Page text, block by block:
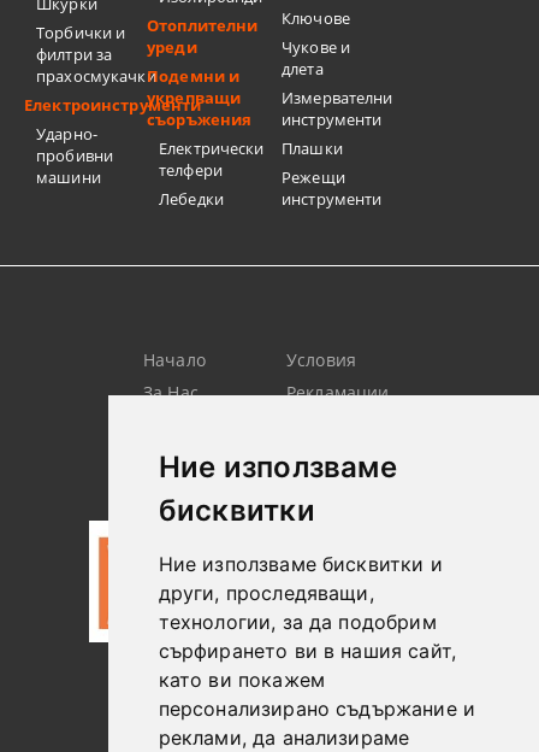
Ние използваме
бисквитки
Ние използваме бисквитки и
други, проследяващи,
технологии, за да подобрим
сърфирането ви в нашия сайт,
като ви покажем
персонализирано съдържание и
реклами, да анализираме
Торбички и
филтри за
прахосмукачки
Електроинструменти
Ударно-
пробивни
машини
Отоплителни
уреди
Подемни и
укрепващи
съоръжения
Електрически
телфери
Лебедки
Ключове
Чукове и
длета
Измервателни
инструменти
Плашки
Режещи
инструменти
0887306604
Начало
За Нас
Лични
Данни
Условия
Рекламации
Новини